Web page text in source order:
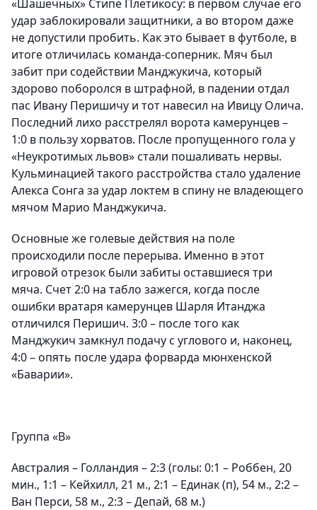
«Шашечных» Стипе Плетикосу: в первом случае его
удар заблокировали защитники, а во втором даже
не допустили пробить. Как это бывает в футболе, в
итоге отличилась команда-соперник. Мяч был
забит при содействии Манджукича, который
здорово поборолся в штрафной, в падении отдал
пас Ивану Перишичу и тот навесил на Ивицу Олича.
Последний лихо расстрелял ворота камерунцев –
1:0 в пользу хорватов. После пропущенного гола у
«Неукротимых львов» стали пошаливать нервы.
Кульминацией такого расстройства стало удаление
Алекса Сонга за удар локтем в спину не владеющего
мячом Марио Манджукича.
Основные же голевые действия на поле
происходили после перерыва. Именно в этот
игровой отрезок были забиты оставшиеся три
мяча. Счет 2:0 на табло зажегся, когда после
ошибки вратаря камерунцев Шарля Итанджа
отличился Перишич. 3:0 – после того как
Манджукич замкнул подачу с углового и, наконец,
4:0 – опять после удара форварда мюнхенской
«Баварии».
Группа «B»
Австралия – Голландия – 2:3 (голы: 0:1 – Роббен, 20
мин., 1:1 – Кейхилл, 21 м., 2:1 – Единак (п), 54 м., 2:2 –
Ван Перси, 58 м., 2:3 – Депай, 68 м.)